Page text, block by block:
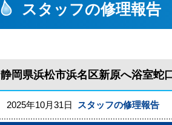
スタッフの修理報告
静岡県浜松市浜名区新原へ浴室蛇
2025年10月31日 スタッフの修理報告